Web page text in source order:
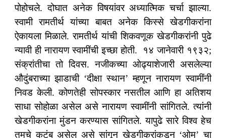
पोहोचले. दोघात अनेक विषयांवर अध्यात्मिक चर्चा झाल्या.
स्वामी रामतीर्थ यांच्या बाबत अनेक किस्से खेडगीकरांना
ऐकायला मिळाले. रामतीर्थ यांची शिकवणूक खेडगीकरांनी पुढे
न्यावी ही नारायण स्वामींची इच्छा होती. १४ जानेवारी १९३२;
संक्रांतीचा तो दिवस. नजीकच्या ओढ्याशेजारी असलेल्या
औदुंबराच्या झाडाची ‘दीक्षा स्थान’ म्हणून नारायण स्वामींनी
निवड केली. कोणतेही सोपस्कार नसतील आणि हा अतिशय
साधा सोहोळा असेल असे नारायण स्वामींनी सांगितले. त्यांनी
खेडगीकरांना मुंडन करण्यास सांगितले. यापुढे सारे विश्व हेच
तुमचे कुटुंब असेल असे सांगून खेडगीकरांकडून ‘ओम’ चा